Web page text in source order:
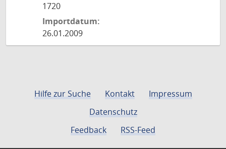
1720
Importdatum:
26.01.2009
Hilfe zur Suche Kontakt
Impressum
Datenschutz
Feedback
RSS-Feed